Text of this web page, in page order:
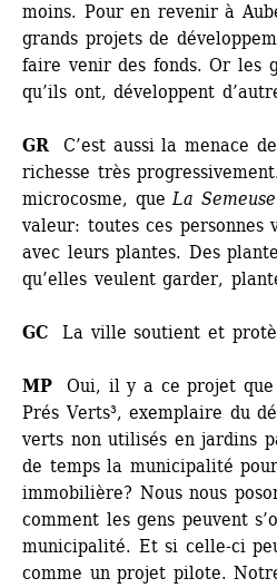
moins. Pour en revenir à
grands projets de
faire venir des fonds. Or les
qu’ils ont, développent
GR
C’est aussi la menace
richesse très
microcosme, que La Semeuse
valeur: toutes ces personnes
avec leurs plantes. Des
qu’elles veulent garder,
GC La ville soutient et
MP Oui, il y a ce projet que
Prés Verts³, exemplaire du
verts non utilisés en jardins
de temps la municipalité
immobilière? Nous nous
comment les gens peuvent
municipalité. Et si celle-ci
comme un projet pilote.